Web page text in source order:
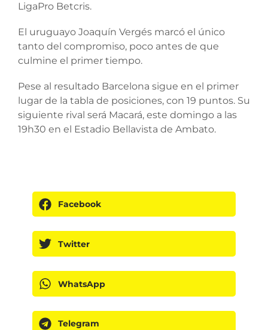
LigaPro Betcris.
El uruguayo Joaquín Vergés marcó el único
tanto del compromiso, poco antes de que
culmine el primer tiempo.
Pese al resultado Barcelona sigue en el primer
lugar de la tabla de posiciones, con 19 puntos. Su
siguiente rival será Macará, este domingo a las
19h30 en el Estadio Bellavista de Ambato.
Facebook
Twitter
WhatsApp
Telegram